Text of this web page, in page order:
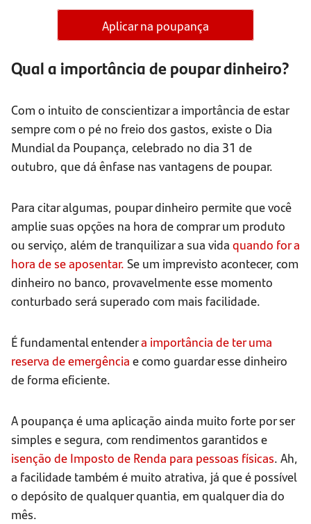
Aplicar na poupança
Qual a importância de poupar dinheiro?
Com o intuito de conscientizar a importância de estar
sempre com o pé no freio dos gastos, existe o Dia
Mundial da Poupança, celebrado no dia 31 de
outubro, que dá ênfase nas vantagens de poupar.
Para citar algumas, poupar dinheiro permite que você
amplie suas opções na hora de comprar um produto
ou serviço, além de tranquilizar a sua vida quando for a
hora de se aposentar. Se um imprevisto acontecer, com
dinheiro no banco, provavelmente esse momento
conturbado será superado com mais facilidade.
É fundamental entendera importância de ter uma
reserva de emergência e como guardar esse dinheiro
de forma eficiente.
A poupança é uma aplicação ainda muito forte por ser
simples e segura, com rendimentos garantidos e
isenção de Imposto de Renda para pessoas físicas. Ah,
a facilidade também é muito atrativa, já que é possível
o depósito de qualquer quantia, em qualquer dia do
mês.